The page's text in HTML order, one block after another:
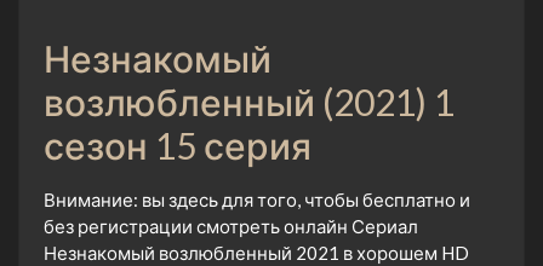
Незнакомый
возлюбленный (2021) 1
сезон 15 серия
Внимание: вы здесь для того, чтобы бесплатно и
без регистрации смотреть онлайн Сериал
Незнакомый возлюбленный 2021 в хорошем HD